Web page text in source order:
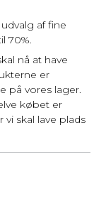
af fine
70%.
nå at have
er
på vores lager.
købet er
skal lave plads